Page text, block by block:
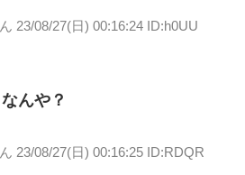
23/08/27(日) 00:16:24 ID:h0UU
んや？
23/08/27(日) 00:16:25 ID:RDQR